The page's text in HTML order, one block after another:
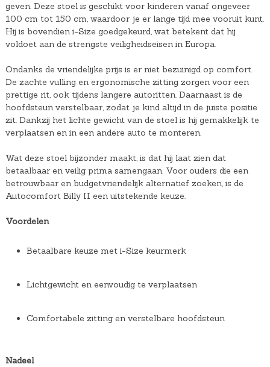
geven. Deze stoel is geschikt voor kinderen vanaf ongeveer
100 cm tot 150 cm, waardoor je er lange tijd mee vooruit kunt.
Hij is bovendien i-Size goedgekeurd, wat betekent dat hij
voldoet aan de strengste veiligheidseisen in Europa.
Ondanks de vriendelijke prijs is er niet bezuinigd op comfort.
De zachte vulling en ergonomische zitting zorgen voor een
prettige rit, ook tijdens langere autoritten. Daarnaast is de
hoofdsteun verstelbaar, zodat je kind altijd in de juiste positie
zit. Dankzij het lichte gewicht van de stoel is hij gemakkelijk te
verplaatsen en in een andere auto te monteren.
Wat deze stoel bijzonder maakt, is dat hij laat zien dat
betaalbaar en veilig prima samengaan. Voor ouders die een
betrouwbaar en budgetvriendelijk alternatief zoeken, is de
Autocomfort Billy II een uitstekende keuze.
Voordelen
Betaalbare keuze met i-Size keurmerk
Lichtgewicht en eenvoudig te verplaatsen
Comfortabele zitting en verstelbare hoofdsteun
Nadeel